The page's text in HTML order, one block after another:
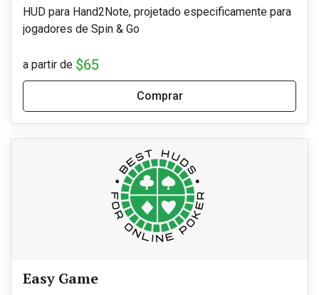
HUD para Hand2Note, projetado especificamente para
jogadores de Spin & Go
a partir de $65
Comprar
Easy Game